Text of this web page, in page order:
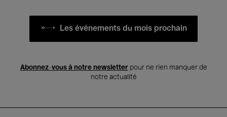
Les événements du mois prochain
Abonnez-vous à notre newsletterpour ne rien manquer de
notre actualité